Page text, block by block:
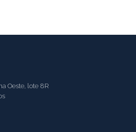
Oeste, lote 8R